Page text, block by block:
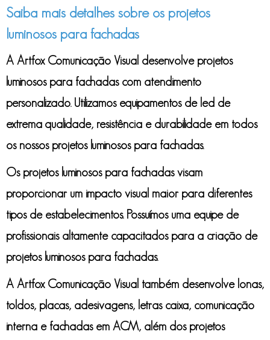
Saiba mais detalhes sobre os projetos
luminosos para fachadas
A Artfox Comunicação Visual desenvolve projetos
luminosos para fachadascom atendimento
personalizado. Utilizamos equipamentos de led de
extrema qualidade, resistência e durabilidade em todos
os nossos projetos luminosos para fachadas.
Os projetos luminosos para fachadasvisam
proporcionar um impacto visual maior para diferentes
tipos de estabelecimentos. Possuímos uma equipe de
profissionais altamente capacitados para a criação de
projetos luminosos para fachadas.
A Artfox Comunicação Visual também desenvolve lonas,
toldos, placas, adesivagens, letras caixa, comunicação
interna e fachadas em ACM, além dos projetos